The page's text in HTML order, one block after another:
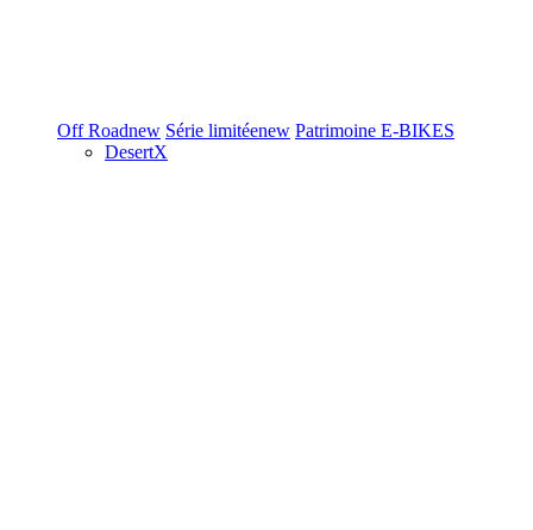
Off Roadnew Série limitéenew Patrimoine E-BIKES
DesertX